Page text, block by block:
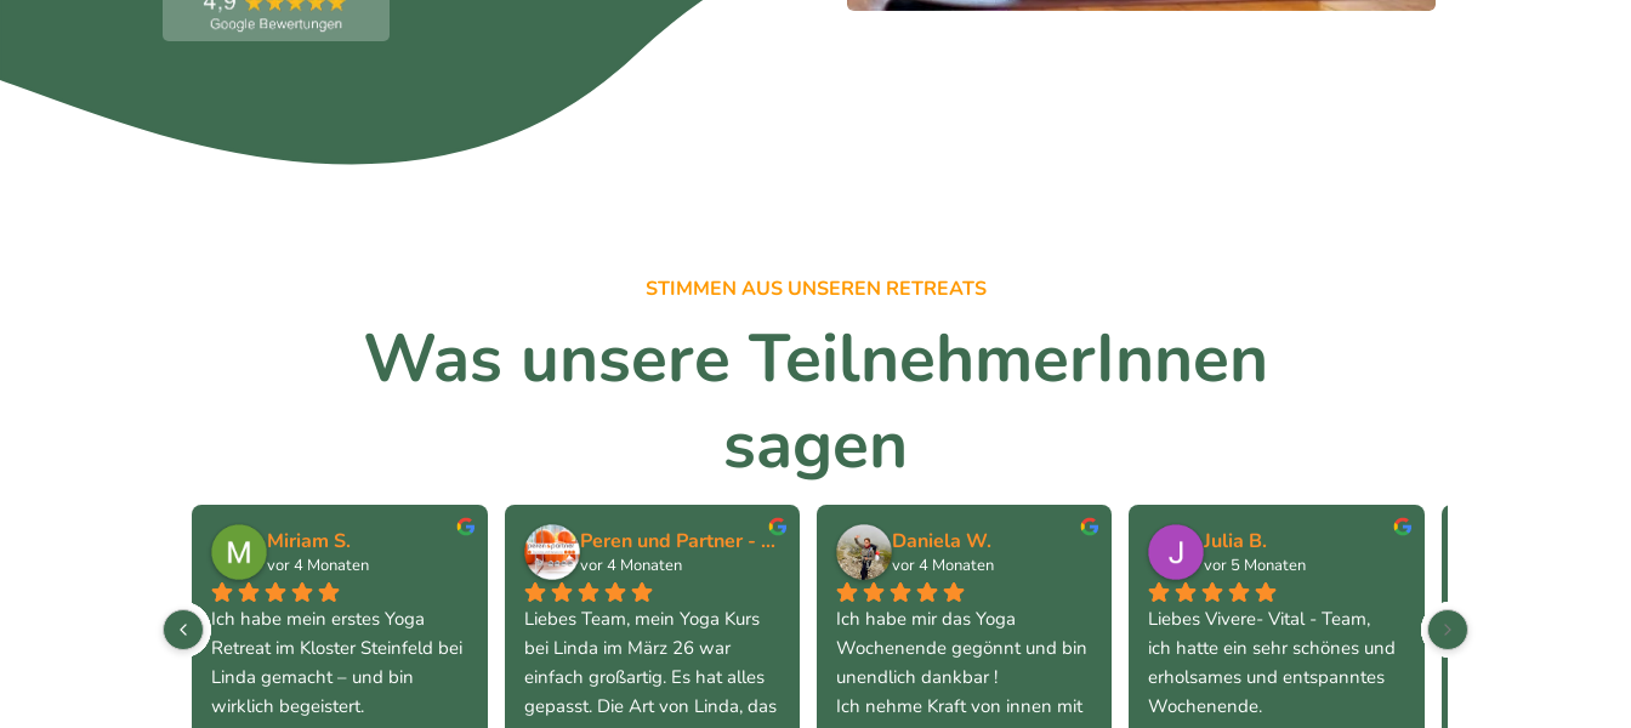
STIMMEN AUS UNSEREN RETREATS
Was unsere TeilnehmerInnen
sagen
Miriam S.
vor 4 Monaten
Ich habe mein erstes Yoga
Retreat im Kloster Steinfeld bei
Linda gemacht – und bin
wirklich begeistert.
Peren und Partner - Seminare und C.
vor 4 Monaten
Liebes Team, mein Yoga Kurs
bei Linda im März 26 war
einfach großartig. Es hat alles
gepasst. Die Art von Linda, das
Daniela W.
vor 4 Monaten
Ich habe mir das Yoga
Wochenende gegönnt und bin
unendlich dankbar !
Ich nehme Kraft von innen mit
Julia B.
vor 5 Monaten
Liebes Vivere- Vital - Team,
ich hatte ein sehr schönes und
erholsames und entspanntes
Wochenende.
Es war ein rundum
Wochenende -